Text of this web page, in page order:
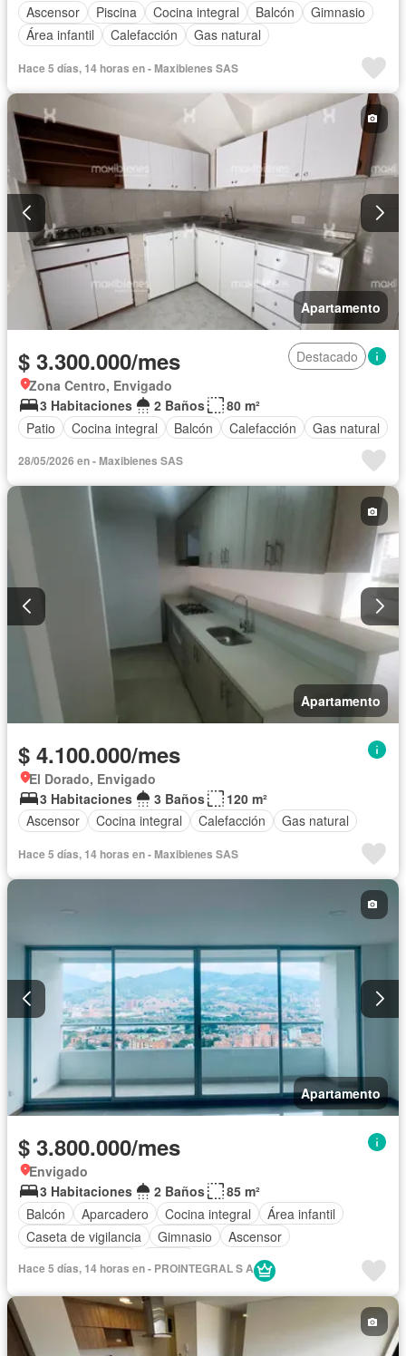
Ascensor
Piscina Cocina integral Balcón
Gimnasio
Área infantil
Calefacción Gas natural
Hace 5 días, 14 horas en - Maxibienes SAS
Apartamento
$ 3.300.000/mes
Destacado
Zona Centro, Envigado
3 Habitaciones
2 Baños
80 m²
Patio
Cocina integral Balcón Calefacción Gas natural
28/05/2026 en - Maxibienes SAS
Apartamento
$ 4.100.000/mes
El Dorado, Envigado
3 Habitaciones
3 Baños
120 m²
Ascensor
Cocina integral Calefacción Gas natural
Hace 5 días, 14 horas en - Maxibienes SAS
Apartamento
$ 3.800.000/mes
Envigado
3 Habitaciones
2 Baños
85 m²
Balcón
Aparcadero Cocina integral
Área infantil
Caseta de vigilancia
Gimnasio
Ascensor
Hace 5 días, 14 horas en - PROINTEGRAL S A